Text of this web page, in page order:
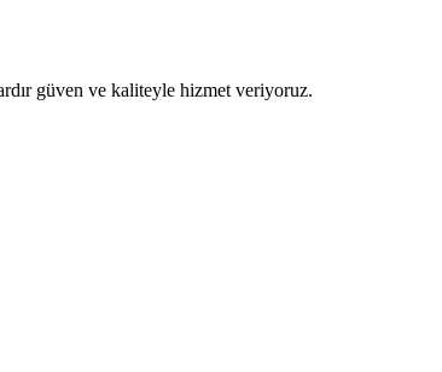
güven ve kaliteyle hizmet veriyoruz.